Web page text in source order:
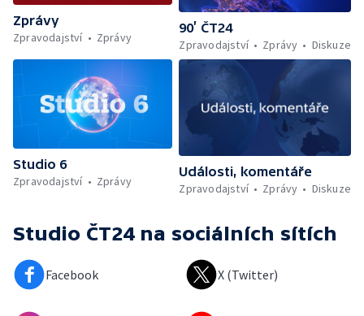
Zprávy
Zpravodajství
Zprávy
90’ ČT24
Zpravodajství
Zprávy Diskuze
Studio 6
Zpravodajství
Zprávy
Události, komentáře
Zpravodajství
Zprávy Diskuze
Studio ČT24 na sociálních sítích
Facebook X (Twitter)